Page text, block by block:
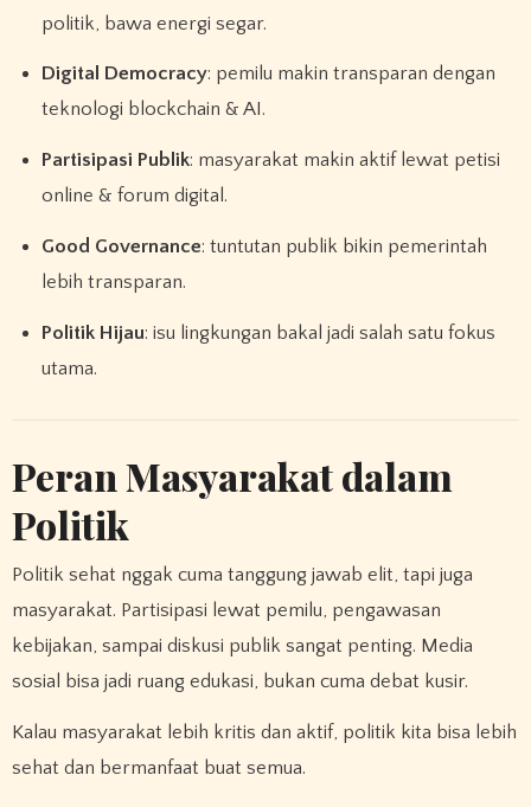
politik, bawa energi segar.
Digital Democracy: pemilu makin transparan dengan
teknologi blockchain & AI.
Partisipasi Publik: masyarakat makin aktif lewat petisi
online & forum digital.
Good Governance: tuntutan publik bikin pemerintah
lebih transparan.
Politik Hijau: isu lingkungan bakal jadi salah satu fokus
utama.
Peran Masyarakat dalam
Politik
Politik sehat nggak cuma tanggung jawab elit, tapi juga
masyarakat. Partisipasi lewat pemilu, pengawasan
kebijakan, sampai diskusi publik sangat penting. Media
sosial bisa jadi ruang edukasi, bukan cuma debat kusir.
Kalau masyarakat lebih kritis dan aktif, politik kita bisa lebih
sehat dan bermanfaat buat semua.